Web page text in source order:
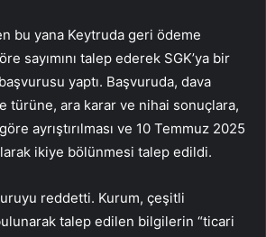
bu yana Keytruda geri ödeme
sayımını talep ederek SGK’ya bir
yaptı. Başvuruda, dava
türüne, ara karar ve nihai sonuçlara,
ayrıştırılması ve 10 Temmuz 2025
ikiye bölünmesi talep edildi.
reddetti. Kurum, çeşitli
talep edilen bilgilerin “ticari